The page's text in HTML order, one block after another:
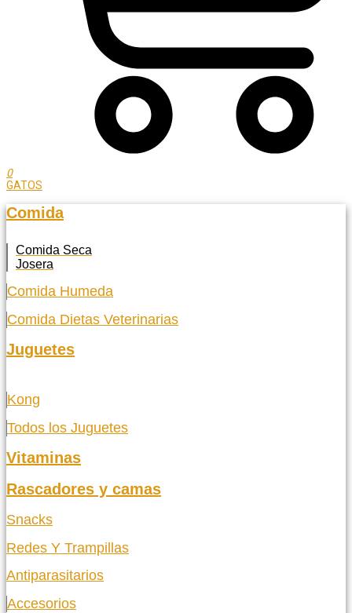
0
GATOS
Comida
Comida Seca
Josera
Comida Humeda
Comida Dietas Veterinarias
Juguetes
Kong
Todos los Juguetes
Vitaminas
Rascadores y camas
Snacks
Redes Y Trampillas
Antiparasitarios
Accesorios